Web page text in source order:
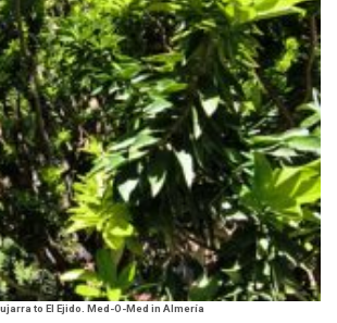
to El Ejido. Med-O-Med in Almería